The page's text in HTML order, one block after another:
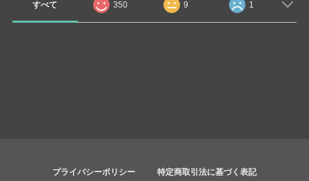
すべて 350 9 1
プライバシーポリシー 特定商取引法に基づく表記